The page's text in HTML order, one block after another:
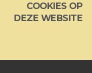
COOKIES OP
DEZE WEBSITE